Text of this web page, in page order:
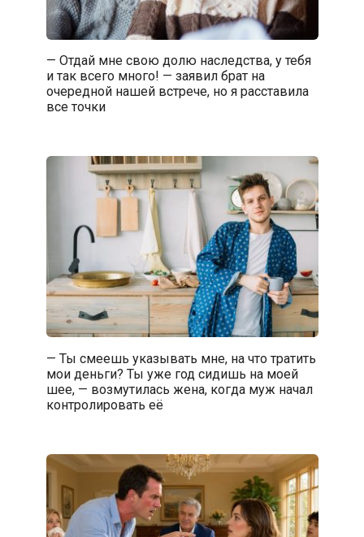
— Отдай мне свою долю наследства, у тебя
и так всего много! — заявил брат на
очередной нашей встрече, но я расставила
все точки
— Ты смеешь указывать мне, на что тратить
мои деньги? Ты уже год сидишь на моей
шее, — возмутилась жена, когда муж начал
контролировать её